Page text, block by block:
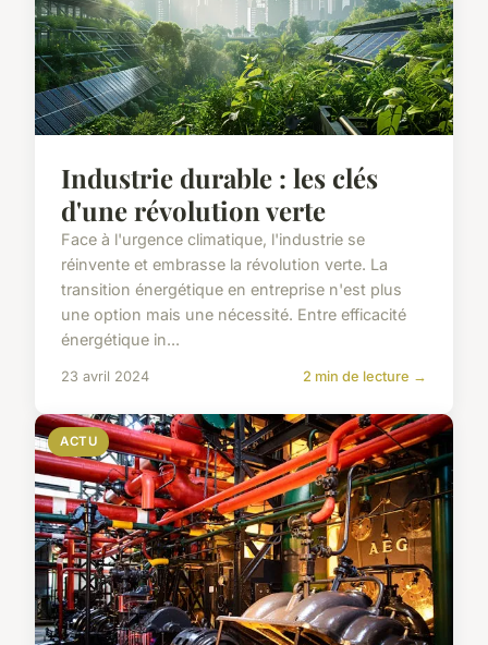
Industrie durable : les clés
d'une révolution verte
Face à l'urgence climatique, l'industrie se
réinvente et embrasse la révolution verte. La
transition énergétique en entreprise n'est plus
une option mais une nécessité. Entre efficacité
énergétique in...
23 avril 2024 2 min de lecture →
ACTU